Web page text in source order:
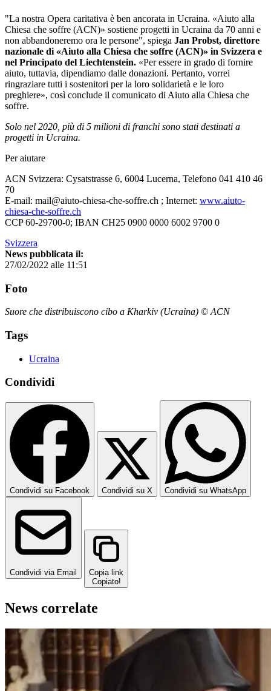
"La nostra Opera caritativa è ben ancorata in Ucraina. «Aiuto alla
Chiesa che soffre (ACN)» sostiene progetti in Ucraina da 70 anni e
non abbandoneremo ora le persone", spiega Jan Probst, direttore
nazionale di «Aiuto alla Chiesa che soffre (ACN)» in Svizzera e
nel Principato del Liechtenstein. «Per essere in grado di fornire
aiuto, tuttavia, dipendiamo dalle donazioni. Pertanto, vorrei
ringraziare tutti i sostenitori per la loro solidarietà e le loro
preghiere», così conclude il comunicato di Aiuto alla Chiesa che
soffre.
Solo nel 2020, più di 5 milioni di franchi sono stati destinati a
progetti in Ucraina.
Per aiutare
ACN Svizzera: Cysatstrasse 6, 6004 Lucerna, Telefono 041 410 46
70
E-mail: mail@aiuto-chiesa-che-soffre.ch ; Internet: www.aiuto-
chiesa-che-soffre.ch
CCP 60-29700-0; IBAN CH25 0900 0000 6002 9700 0
Svizzera
News pubblicata il:
27/02/2022 alle 11:51
Foto
Suore che distribuiscono cibo a Kharkiv (Ucraina) © ACN
Tags
Ucraina
Condividi
Condividi su Facebook Condividi su X Condividi su WhatsApp
Condividi via Email
Copia link
Copiato!
News correlate